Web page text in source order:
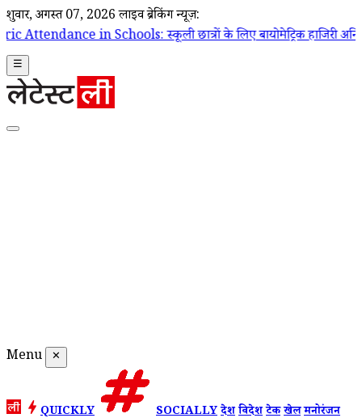
शुक्रवार, अगस्त 07, 2026 लाइव ब्रेकिंग न्यूज़:
Schools: स्कूली छात्रों के लिए बायोमेट्रिक हाजिरी अनिवार्य करने से
☰
Menu ✕
QUICKLY SOCIALLYदेशविदेशटेकखेलमनोरंजन